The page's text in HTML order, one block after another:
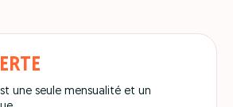
une seule mensualité et un